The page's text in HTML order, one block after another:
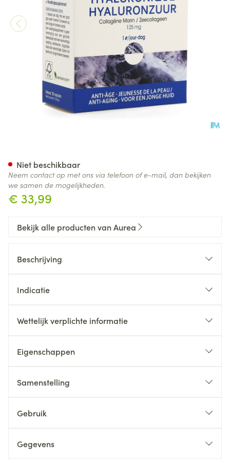
€ 33,99
Niet beschikbaar
Neem contact op met ons via telefoon of e-mail, dan bekijken
we samen de mogelijkheden.
Bekijk alle producten van Aurea
Beschrijving
Indicatie
Wettelijk verplichte informatie
Eigenschappen
Samenstelling
Gebruik
Gegevens